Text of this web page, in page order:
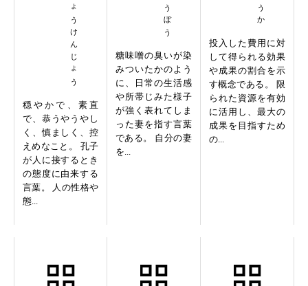
穏やかで、素直
で、恭うやうやし
く、慎ましく、控
えめなこと。 孔子
が人に接するとき
の態度に由来する
言葉。 人の性格や
態...
糖味噌の臭いが染
みついたかのよう
に、日常の生活感
や所帯じみた様子
が強く表れてしま
った妻を指す言葉
である。 自分の妻
を...
投入した費用に対
して得られる効果
や成果の割合を示
す概念である。 限
られた資源を有効
に活用し、最大の
成果を目指すため
の...